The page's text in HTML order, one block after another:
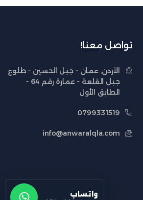
تواصل معنا!
الأردن, عمان - جبل الحسين - طلوع
جبل القلعة - عمارة رقم 64 -
الطابق الأول
0799331519
info@anwaralqla.com
واتساب